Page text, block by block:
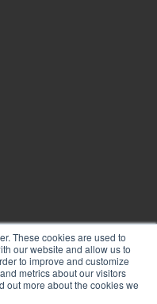
These cookies are used to
our website and allow us to
to improve and customize
metrics about our visitors
out more about the cookies we